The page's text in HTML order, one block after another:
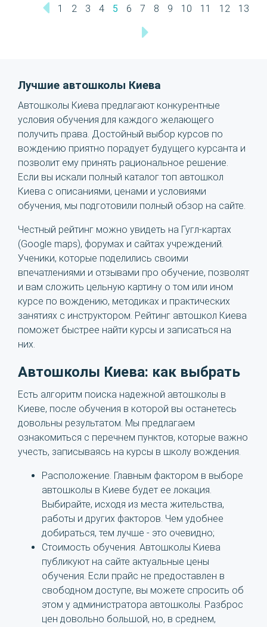
1 2 3 4 5 6 7 8 9 10 11 12 13
Лучшие автошколы Киева
Автошколы Киева предлагают конкурентные
условия обучения для каждого желающего
получить права. Достойный выбор курсов по
вождению приятно порадует будущего курсанта и
позволит ему принять рациональное решение.
Если вы искали полный каталог топ автошкол
Киева с описаниями, ценами и условиями
обучения, мы подготовили полный обзор на сайте.
Честный рейтинг можно увидеть на Гугл-картах
(Google maps), форумах и сайтах учреждений.
Ученики, которые поделились своими
впечатлениями и отзывами про обучение, позволят
и вам сложить цельную картину о том или ином
курсе по вождению, методиках и практических
занятиях с инструктором. Рейтинг автошкол Киева
поможет быстрее найти курсы и записаться на
них.
Автошколы Киева: как выбрать
Есть алгоритм поиска надежной автошколы в
Киеве, после обучения в которой вы останетесь
довольны результатом. Мы предлагаем
ознакомиться с перечнем пунктов, которые важно
учесть, записываясь на курсы в школу вождения.
Расположение. Главным фактором в выборе
автошколы в Киеве будет ее локация.
Выбирайте, исходя из места жительства,
работы и других факторов. Чем удобнее
добираться, тем лучше - это очевидно;
Стоимость обучения. Автошколы Киева
публикуют на сайте актуальные цены
обучения. Если прайс не предоставлен в
свободном доступе, вы можете спросить об
этом у администратора автошколы. Разброс
цен довольно большой, но, в среднем,